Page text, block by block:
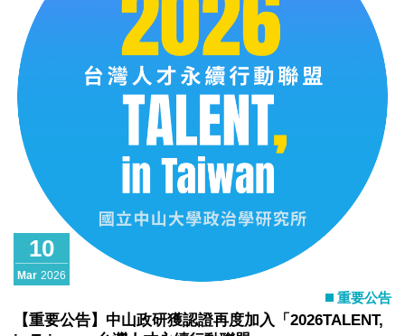
大樓左側社管大樓3樓）、報到：社SS 3009、面試：社SS
3010-1(請參閱校區位置圖) 4. 面試方式：一次面試一位考生，
每位面試時間為20分鐘。面試過程以錄音全程記錄。 5. 考生
應試時請務必攜帶應考證及應試有效證件正本（國民身分證、
護照、有照片之全民健康保險卡、汽機車駕駛執照、中華民國
身心障礙證明或居留證等擇一）備查。請自行列印應考證 6. 考
生請於所屬面試時間前20分鐘抵達考試會場辦理報到，不得遲
到，以免影響自身權益。未於規定之報到期限前報到者，視同
放棄應考資格。若因緊急狀況無法準時於「報到時間」前來報
到，請務必「最遲」於指定時間前30分鐘聯絡本所，惟仍需於
當日面試結束前完成面試。 7. 考生車輛請停放於本校行政大
樓或周圍來賓停車場。惟當日亦有其他系所舉行面試，停車位
有限，請提早出門並盡量搭乘大眾運輸工具前來應試。如需本
校海堤停車場免費停車QR-code請來信告知，以利向校方申請
後，於面試當天發送。 交通、停車等相關訊息請參閱 聯絡電
poliaa@mail.nsysu.edu.tw
10
Mar 2026
重要公告
【重要公告】中山政研獲認證再度加入「2026TALENT,